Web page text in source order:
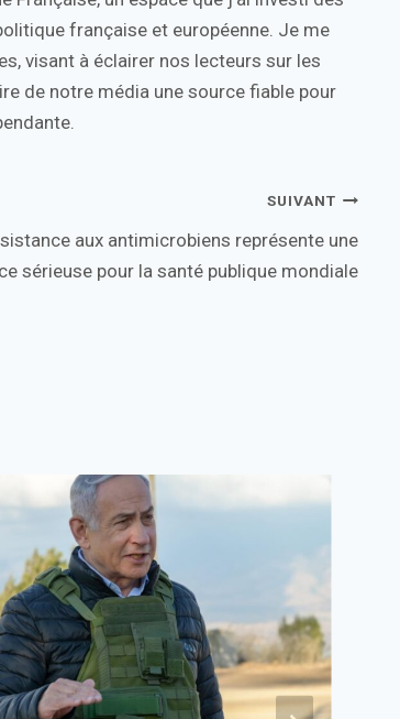
française et européenne. Je me
visant à éclairer nos lecteurs sur les
de notre média une source fiable pour
SUIVANT
aux antimicrobiens représente une
sérieuse pour la santé publique mondiale